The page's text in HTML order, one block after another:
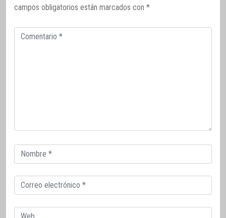
campos obligatorios están marcados con *
Comentario
Correo
electrónico
Correo
electrónico
Web